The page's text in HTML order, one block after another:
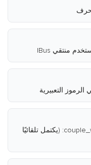
التعبيرية
اكتب :couple_with_heart_dark_skin_tone: (يكتمل تلقائيًا